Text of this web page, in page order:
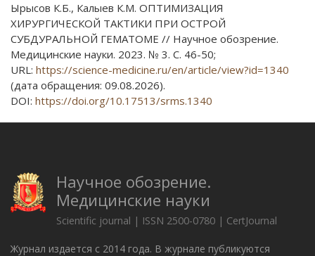
Ырысов К.Б., Калыев К.М. ОПТИМИЗАЦИЯ
ХИРУРГИЧЕСКОЙ ТАКТИКИ ПРИ ОСТРОЙ
СУБДУРАЛЬНОЙ ГЕМАТОМЕ // Научное обозрение.
Медицинские науки. 2023. № 3. С. 46-50;
URL: https://science-medicine.ru/en/article/view?id=1340
(дата обращения: 09.08.2026).
DOI: https://doi.org/10.17513/srms.1340
Научное обозрение.
Медицинские науки
Scientific journal | ISSN 2500-0780 | CertJournal
Журнал издается с 2014 года. В журнале публикуются